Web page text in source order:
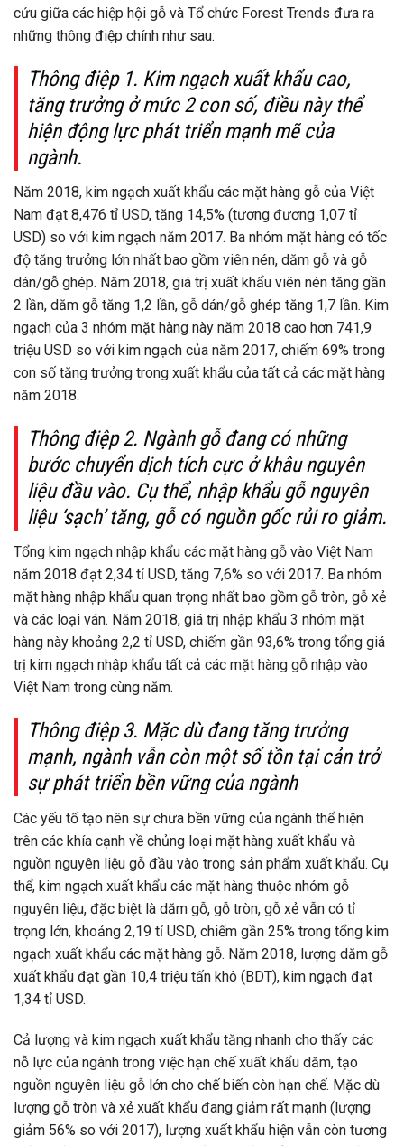
cứu giữa các hiệp hội gỗ và Tổ chức Forest Trends đưa ra
những thông điệp chính như sau:
Thông điệp 1. Kim ngạch xuất khẩu cao,
tăng trưởng ở mức 2 con số, điều này thể
hiện động lực phát triển mạnh mẽ của
ngành.
Năm 2018, kim ngạch xuất khẩu các mặt hàng gỗ của Việt
Nam đạt 8,476 tỉ USD, tăng 14,5% (tương đương 1,07 tỉ
USD) so với kim ngạch năm 2017. Ba nhóm mặt hàng có tốc
độ tăng trưởng lớn nhất bao gồm viên nén, dăm gỗ và gỗ
dán/gỗ ghép. Năm 2018, giá trị xuất khẩu viên nén tăng gần
2 lần, dăm gỗ tăng 1,2 lần, gỗ dán/gỗ ghép tăng 1,7 lần. Kim
ngạch của 3 nhóm mặt hàng này năm 2018 cao hơn 741,9
triệu USD so với kim ngạch của năm 2017, chiếm 69% trong
con số tăng trưởng trong xuất khẩu của tất cả các mặt hàng
năm 2018.
Thông điệp 2. Ngành gỗ đang có những
bước chuyển dịch tích cực ở khâu nguyên
liệu đầu vào. Cụ thể, nhập khẩu gỗ nguyên
liệu ‘sạch’ tăng, gỗ có nguồn gốc rủi ro giảm.
Tổng kim ngạch nhập khẩu các mặt hàng gỗ vào Việt Nam
năm 2018 đạt 2,34 tỉ USD, tăng 7,6% so với 2017. Ba nhóm
mặt hàng nhập khẩu quan trọng nhất bao gồm gỗ tròn, gỗ xẻ
và các loại ván. Năm 2018, giá trị nhập khẩu 3 nhóm mặt
hàng này khoảng 2,2 tỉ USD, chiếm gần 93,6% trong tổng giá
trị kim ngạch nhập khẩu tất cả các mặt hàng gỗ nhập vào
Việt Nam trong cùng năm.
Thông điệp 3. Mặc dù đang tăng trưởng
mạnh, ngành vẫn còn một số tồn tại cản trở
sự phát triển bền vững của ngành
Các yếu tố tạo nên sự chưa bền vững của ngành thể hiện
trên các khía cạnh về chủng loại mặt hàng xuất khẩu và
nguồn nguyên liệu gỗ đầu vào trong sản phẩm xuất khẩu. Cụ
thể, kim ngạch xuất khẩu các mặt hàng thuộc nhóm gỗ
nguyên liệu, đặc biệt là dăm gỗ, gỗ tròn, gỗ xẻ vẫn có tỉ
trọng lớn, khoảng 2,19 tỉ USD, chiếm gần 25% trong tổng kim
ngạch xuất khẩu các mặt hàng gỗ. Năm 2018, lượng dăm gỗ
xuất khẩu đạt gần 10,4 triệu tấn khô (BDT), kim ngạch đạt
1,34 tỉ USD.
Cả lượng và kim ngạch xuất khẩu tăng nhanh cho thấy các
nỗ lực của ngành trong việc hạn chế xuất khẩu dăm, tạo
nguồn nguyên liệu gỗ lớn cho chế biến còn hạn chế. Mặc dù
lượng gỗ tròn và xẻ xuất khẩu đang giảm rất mạnh (lượng
giảm 56% so với 2017), lượng xuất khẩu hiện vẫn còn tương